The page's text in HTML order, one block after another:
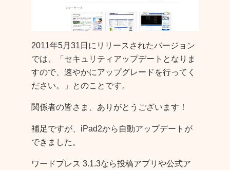
2011年5月31日にリリースされたバージョン
では、「セキュリティアップデートとなりま
すので、速やかにアップグレードを行ってく
ださい。」とのことです。
関係者の皆さま、ありがとうございます！
補足ですが、iPad2から自動アップデートが
できました。
ワードプレス 3.1.3なら投稿アプリや公式ア